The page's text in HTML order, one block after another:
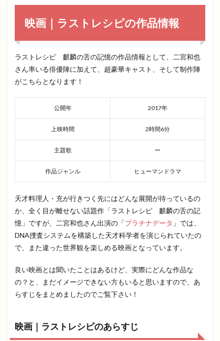
映画｜ラストレシピの作品情報
ラストレシピ 麒麟の舌の記憶の作品情報として、二宮和也
さん率いる俳優陣に加えて、超豪華キャスト、そして制作陣
がこちらとなります！
公開年 2017年
上映時間 2時間6分
主題歌 ー
作品ジャンル ヒューマンドラマ
天才料理人・充が行きつく先にはどんな展開が待っているの
か、全く目が離せない話題作「ラストレシピ 麒麟の舌の記
憶」ですが、二宮和也さん出演の「プラチナデータ 」では、
DNA捜査システムを構築した天才科学者を演じられていたの
で、また違った世界観を楽しめる映画となっています。
良い映画とは聞いたことはあるけど、実際にどんな作品な
の？と、まだイメージできない方もいると思いますので、あ
らすじをまとめましたのでご覧下さい！
映画｜ラストレシピのあらすじ